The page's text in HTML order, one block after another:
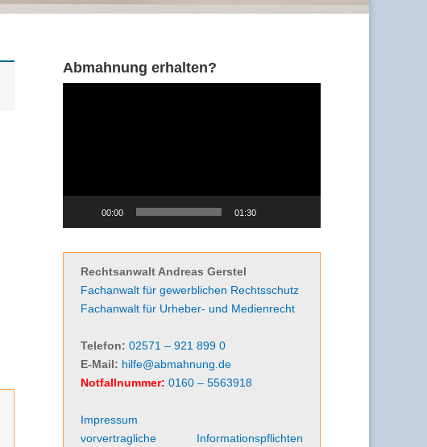
Abmahnung erhalten?
00:00 01:30
Rechtsanwalt Andreas Gerstel
Fachanwalt für gewerblichen Rechtsschutz
Fachanwalt für Urheber- und Medienrecht
Telefon: 02571 – 921 899 0
E-Mail: hilfe@abmahnung.de
Notfallnummer: 0160 – 5563918
Impressum
vorvertragliche Informationspflichten